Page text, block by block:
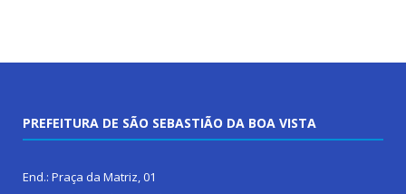
PREFEITURA DE SÃO SEBASTIÃO DA BOA VISTA
End.: Praça da Matriz, 01